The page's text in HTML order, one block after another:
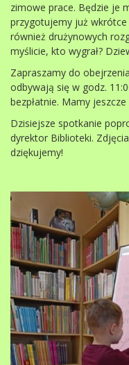
zimowe prace. Będzie je
przygotujemy już wkrótce
również drużynowych
myślicie, kto wygrał?
Zapraszamy do
odbywają się w godz.
bezpłatnie. Mamy
Dzisiejsze spotkanie
dyrektor Biblioteki.
dziękujemy!